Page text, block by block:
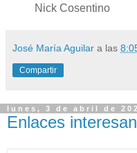
Nick Cosentino
José María Aguilar a las
Compartir
lunes, 3 de abril de
Enlaces